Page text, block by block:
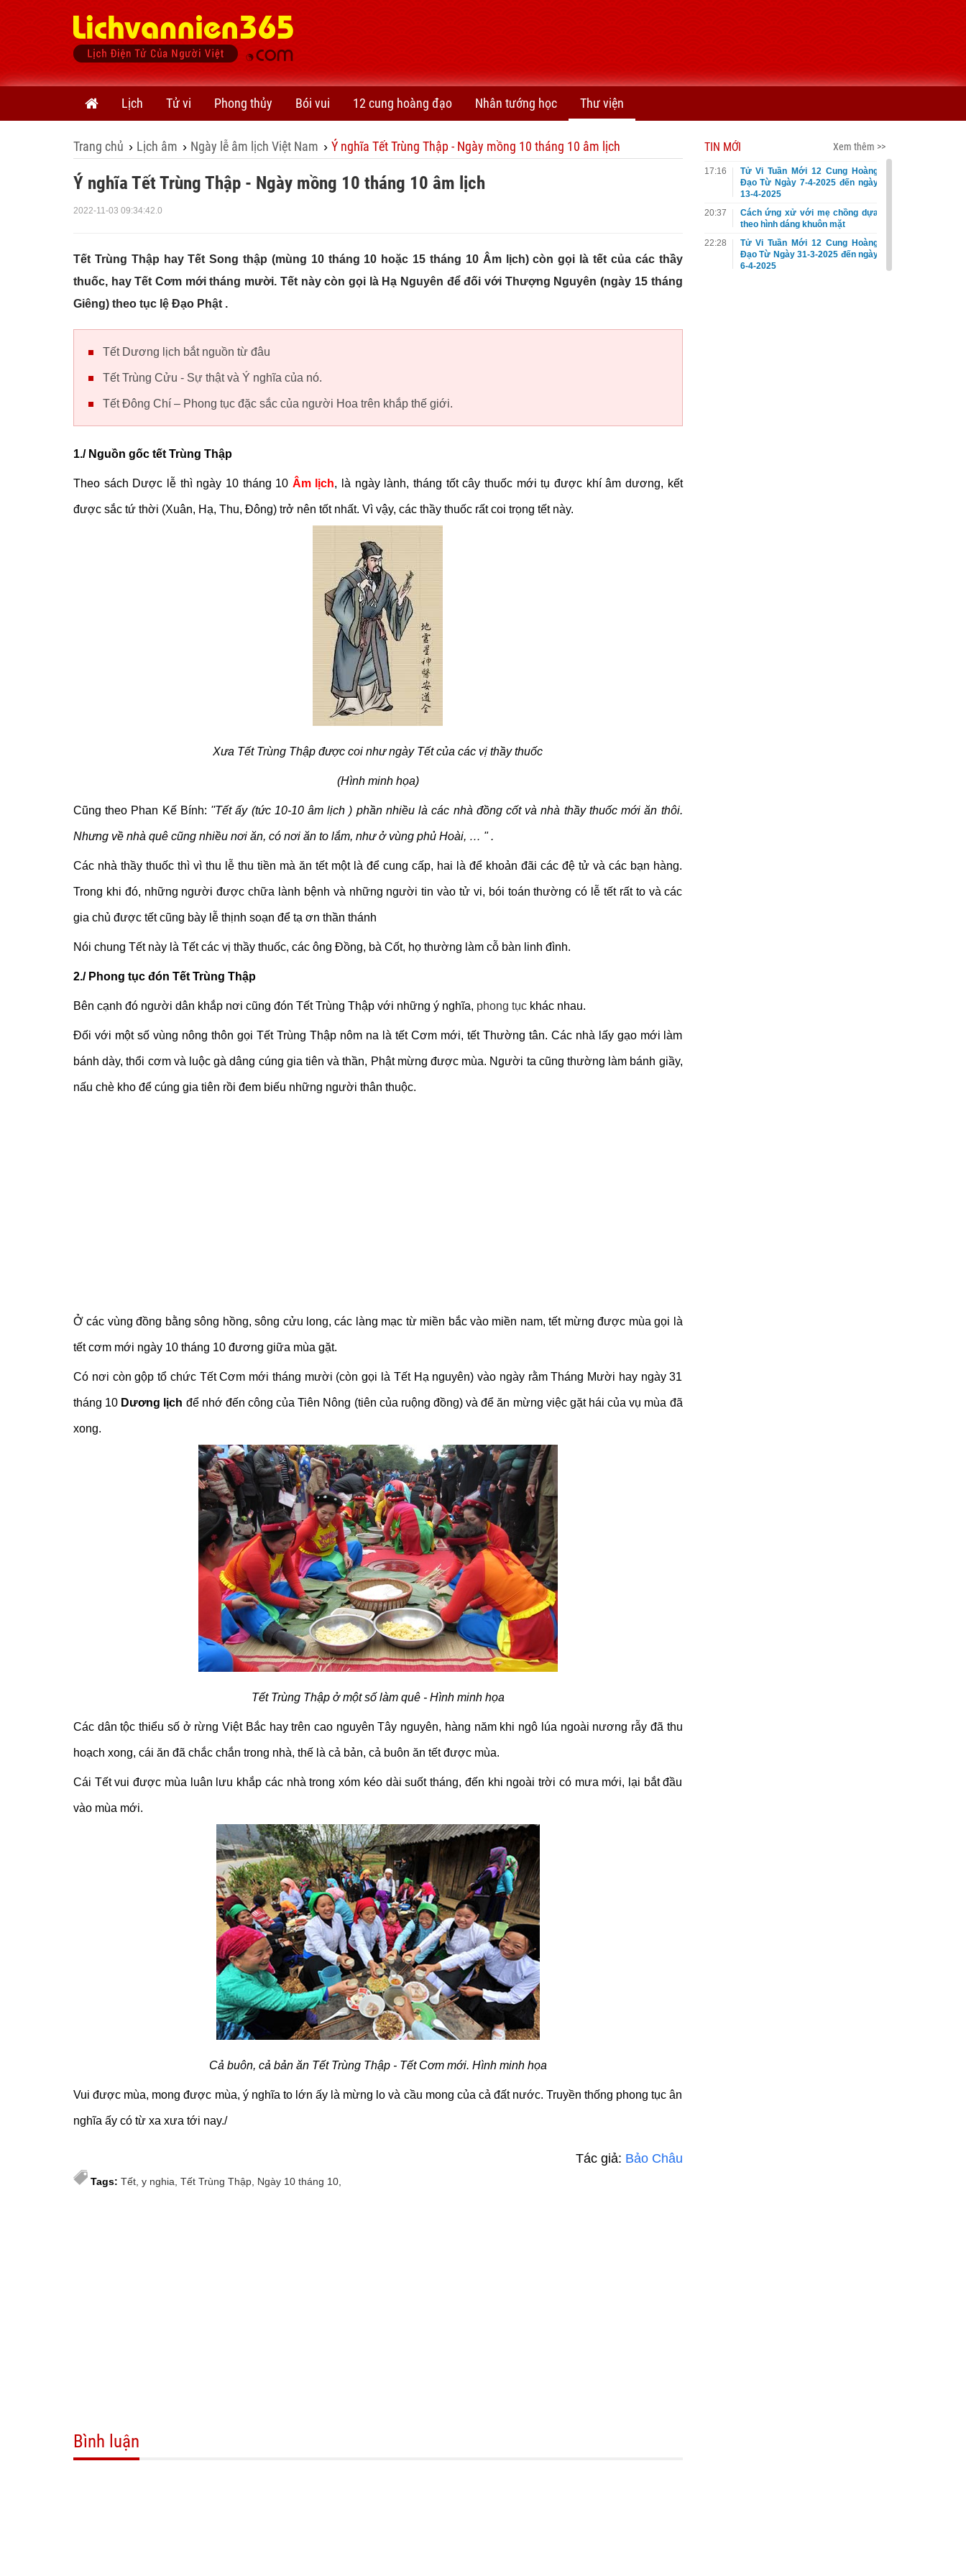
Lịch Tử vi Phong thủy Bói vui 12 cung hoàng đạo Nhân tướng học Thư viện
Trang chủ › Lịch âm › Ngày lễ âm lịch Việt Nam › Ý nghĩa Tết Trùng Thập - Ngày mồng 10 tháng 10 âm lịch
Ý nghĩa Tết Trùng Thập - Ngày mồng 10 tháng 10 âm lịch
2022-11-03 09:34:42.0
Tết Trùng Thập hay Tết Song thập (mùng 10 tháng 10 hoặc 15 tháng 10 Âm lịch) còn gọi là tết của các thầy
thuốc, hay Tết Cơm mới tháng mười. Tết này còn gọi là Hạ Nguyên để đối với Thượng Nguyên (ngày 15 tháng
Giêng) theo tục lệ Đạo Phật .
Tết Dương lịch bắt nguồn từ đâu
Tết Trùng Cửu - Sự thật và Ý nghĩa của nó.
Tết Đông Chí – Phong tục đặc sắc của người Hoa trên khắp thế giới.
1./ Nguồn gốc tết Trùng Thập
Theo sách Dược lễ thì ngày 10 tháng 10 Âm lịch, là ngày lành, tháng tốt cây thuốc mới tụ được khí âm dương, kết
được sắc tứ thời (Xuân, Hạ, Thu, Đông) trở nên tốt nhất. Vì vậy, các thầy thuốc rất coi trọng tết này.
Xưa Tết Trùng Thập được coi như ngày Tết của các vị thầy thuốc
(Hình minh họa)
Cũng theo Phan Kế Bính: ''Tết ấy (tức 10-10 âm lịch ) phần nhiều là các nhà đồng cốt và nhà thầy thuốc mới ăn thôi.
Nhưng về nhà quê cũng nhiều nơi ăn, có nơi ăn to lắm, như ở vùng phủ Hoài, … " .
Các nhà thầy thuốc thì vì thu lễ thu tiền mà ăn tết một là để cung cấp, hai là để khoản đãi các đệ tử và các bạn hàng.
Trong khi đó, những người được chữa lành bệnh và những người tin vào tử vi, bói toán thường có lễ tết rất to và các
gia chủ được tết cũng bày lễ thịnh soạn để tạ ơn thần thánh
Nói chung Tết này là Tết các vị thầy thuốc, các ông Đồng, bà Cốt, họ thường làm cỗ bàn linh đình.
2./ Phong tục đón Tết Trùng Thập
Bên cạnh đó người dân khắp nơi cũng đón Tết Trùng Thập với những ý nghĩa, phong tục khác nhau.
Đối với một số vùng nông thôn gọi Tết Trùng Thập nôm na là tết Cơm mới, tết Thường tân. Các nhà lấy gạo mới làm
bánh dày, thổi cơm và luộc gà dâng cúng gia tiên và thần, Phật mừng được mùa. Người ta cũng thường làm bánh giầy,
nấu chè kho để cúng gia tiên rồi đem biếu những người thân thuộc.
Ở các vùng đồng bằng sông hồng, sông cửu long, các làng mạc từ miền bắc vào miền nam, tết mừng được mùa gọi là
tết cơm mới ngày 10 tháng 10 đương giữa mùa gặt.
Có nơi còn gộp tổ chức Tết Cơm mới tháng mười (còn gọi là Tết Hạ nguyên) vào ngày rằm Tháng Mười hay ngày 31
tháng 10 Dương lịch để nhớ đến công của Tiên Nông (tiên của ruộng đồng) và để ăn mừng việc gặt hái của vụ mùa đã
xong.
Tết Trùng Thập ở một số làm quê - Hình minh họa
Các dân tộc thiểu số ở rừng Việt Bắc hay trên cao nguyên Tây nguyên, hàng năm khi ngô lúa ngoài nương rẫy đã thu
hoạch xong, cái ăn đã chắc chắn trong nhà, thế là cả bản, cả buôn ăn tết được mùa.
Cái Tết vui được mùa luân lưu khắp các nhà trong xóm kéo dài suốt tháng, đến khi ngoài trời có mưa mới, lại bắt đầu
vào mùa mới.
Cả buôn, cả bản ăn Tết Trùng Thập - Tết Cơm mới. Hình minh họa
Vui được mùa, mong được mùa, ý nghĩa to lớn ấy là mừng lo và cầu mong của cả đất nước. Truyền thống phong tục ân
nghĩa ấy có từ xa xưa tới nay./
Tác giả: Bảo Châu
Tags: Tết y nghia Tết Trùng Thập Ngày 10 tháng 10
Bình luận
TIN MỚI Xem thêm >>
17:16
Tử Vi Tuần Mới 12 Cung Hoàng
Đạo Từ Ngày 7-4-2025 đến ngày
13-4-2025
20:37
Cách ứng xử với mẹ chồng dựa
theo hình dáng khuôn mặt
22:28
Tử Vi Tuần Mới 12 Cung Hoàng
Đạo Từ Ngày 31-3-2025 đến ngày
6-4-2025